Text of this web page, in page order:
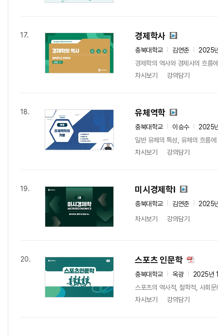
17. 경제학사
충북대학교 김연준
2025
경제학의 역사와 경제사의 흐름
차시보기
강의담기
18. 유체역학
충북대학교 이승수
2025
일반 유체의 특성, 유체의 흐름
차시보기
강의담기
19. 미시경제학I
충북대학교 김연준
2025
차시보기
강의담기
20. 스포츠 인문학
충북대학교 옥광
2025년
스포츠의 역사적, 철학적, 사회
차시보기
강의담기